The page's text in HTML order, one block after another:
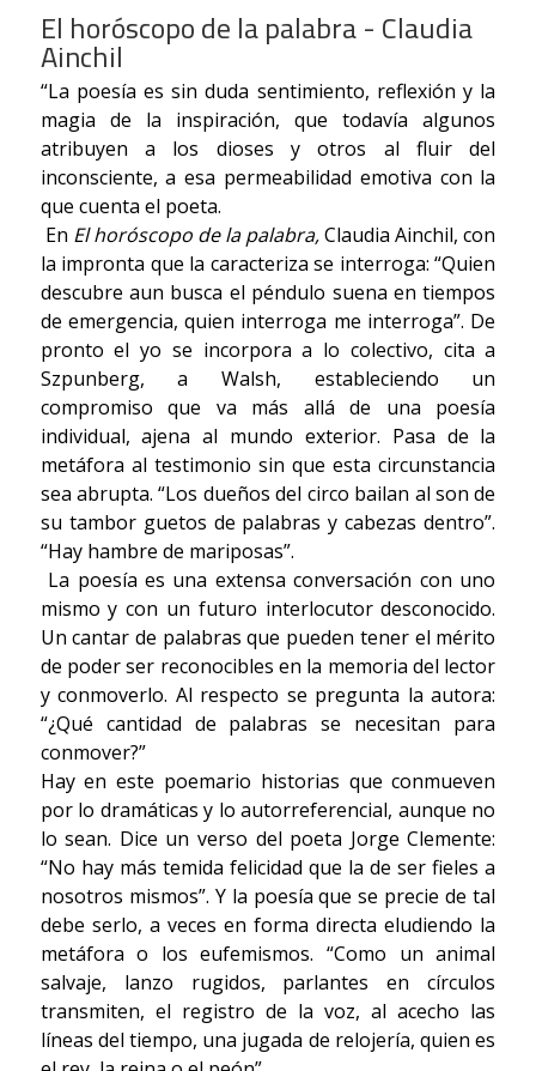
El horóscopo de la palabra - Claudia
Ainchil
“La poesía es sin duda sentimiento, reflexión y la
magia de la inspiración, que todavía algunos
atribuyen a los dioses y otros al fluir del
inconsciente, a esa permeabilidad emotiva con la
que cuenta el poeta.
En El horóscopo de la palabra,Claudia Ainchil, con
la impronta que la caracteriza se interroga: “Quien
descubre aun busca el péndulo suena en tiempos
de emergencia, quien interroga me interroga”. De
pronto el yo se incorpora a lo colectivo, cita a
Szpunberg, a Walsh, estableciendo un
compromiso que va más allá de una poesía
individual, ajena al mundo exterior. Pasa de la
metáfora al testimonio sin que esta circunstancia
sea abrupta. “Los dueños del circo bailan al son de
su tambor guetos de palabras y cabezas dentro”.
“Hay hambre de mariposas”.
La poesía es una extensa conversación con uno
mismo y con un futuro interlocutor desconocido.
Un cantar de palabras que pueden tener el mérito
de poder ser reconocibles en la memoria del lector
y conmoverlo. Al respecto se pregunta la autora:
“¿Qué cantidad de palabras se necesitan para
conmover?”
Hay en este poemario historias que conmueven
por lo dramáticas y lo autorreferencial, aunque no
lo sean. Dice un verso del poeta Jorge Clemente:
“No hay más temida felicidad que la de ser fieles a
nosotros mismos”. Y la poesía que se precie de tal
debe serlo, a veces en forma directa eludiendo la
metáfora o los eufemismos. “Como un animal
salvaje, lanzo rugidos, parlantes en círculos
transmiten, el registro de la voz, al acecho las
líneas del tiempo, una jugada de relojería, quien es